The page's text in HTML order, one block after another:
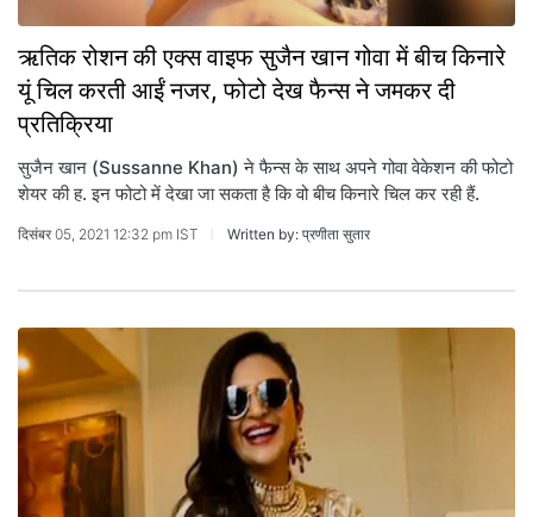
ऋतिक रोशन की एक्स वाइफ सुजैन खान गोवा में बीच किनारे
यूं चिल करती आईं नजर, फोटो देख फैन्स ने जमकर दी
प्रतिक्रिया
सुजैन खान (Sussanne Khan) ने फैन्स के साथ अपने गोवा वेकेशन की फोटो
शेयर की ह. इन फोटो में देखा जा सकता है कि वो बीच किनारे चिल कर रही हैं.
दिसंबर 05, 2021 12:32 pm IST Written by: प्रणीता सुतार